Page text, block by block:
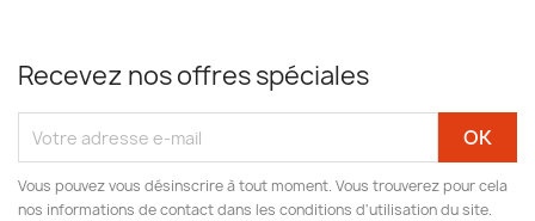
Recevez nos offres spéciales
Vous pouvez vous désinscrire à tout moment. Vous trouverez pour cela
nos informations de contact dans les conditions d'utilisation du site.